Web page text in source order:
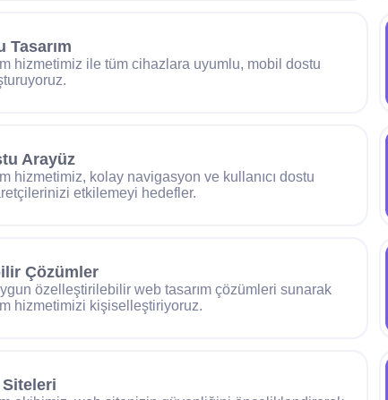
Tasarım
hizmetimiz ile tüm cihazlara uyumlu, mobil dostu
Arayüz
hizmetimiz, kolay navigasyon ve kullanıcı dostu
etkilemeyi hedefler.
Çözümler
özelleştirilebilir web tasarım çözümleri sunarak
hizmetimizi kişiselleştiriyoruz.